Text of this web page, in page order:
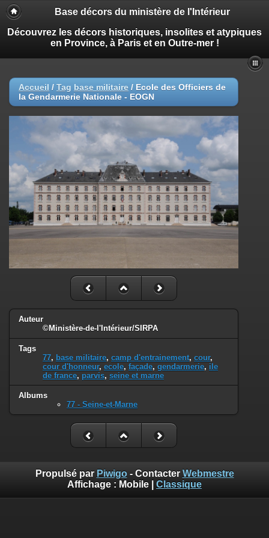
Base décors du ministère de l'Intérieur
Découvrez les décors historiques, insolites et atypiques
en Province, à Paris et en Outre-mer !
Accueil / Tag base militaire / Ecole des Officiers de
la Gendarmerie Nationale - EOGN
Auteur
©Ministère-de-l'Intérieur/SIRPA
Tags
77, base militaire, camp d'entrainement, cour,
cour d'honneur, ecole, façade, gendarmerie, ile
de france, parvis, seine et marne
Albums
77 - Seine-et-Marne
Propulsé par Piwigo- Contacter Webmestre
Affichage : Mobile Classique